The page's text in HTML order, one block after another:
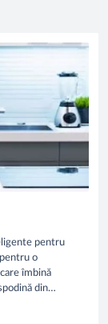
pentru
o
îmbină
din